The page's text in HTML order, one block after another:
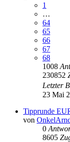
1
…
64
65
66
67
68
1008
230852
Letzter
23 Mai
Tipprunde
von
0
8605